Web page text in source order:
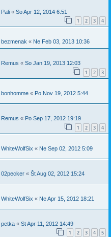
Pali « So Apr 12, 2014 6:51
1 2 3 4
bezmenak « Ne Feb 03, 2013 10:36
Remus « So Jan 19, 2013 12:03
1 2 3
bonhomme « Po Nov 19, 2012 5:44
Remus « Po Sep 17, 2012 19:19
1 2 3 4
WhiteWolfSix « Ne Sep 02, 2012 5:09
02pecker « Št Aug 02, 2012 15:24
WhiteWolfSix « Ne Apr 15, 2012 18:21
petka « St Apr 11, 2012 14:49
1 2 3 4 5